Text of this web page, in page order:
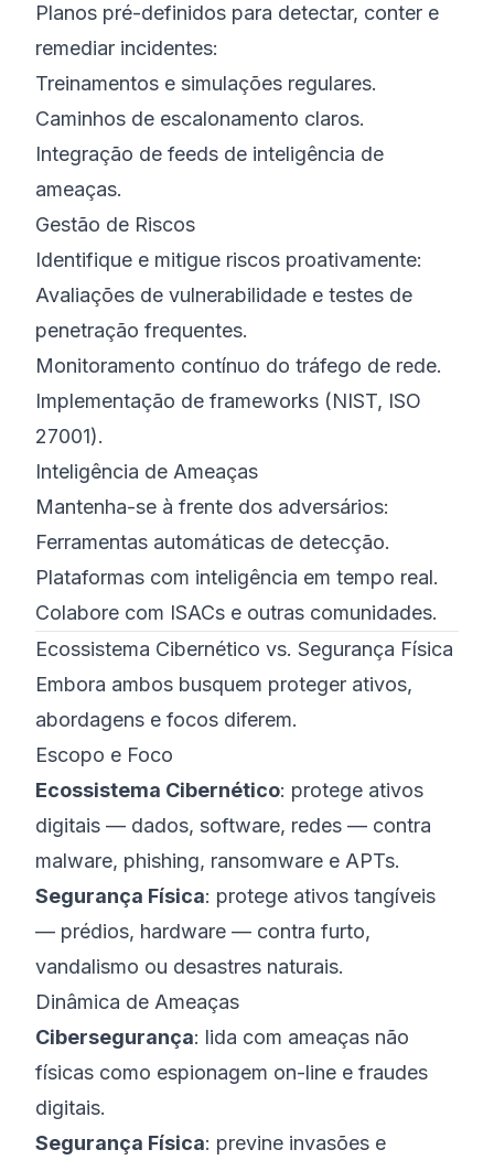
Planos pré-definidos para detectar, conter e
remediar incidentes:
Treinamentos e simulações regulares.
Caminhos de escalonamento claros.
Integração de feeds de inteligência de
ameaças.
Gestão de Riscos
Identifique e mitigue riscos proativamente:
Avaliações de vulnerabilidade e testes de
penetração frequentes.
Monitoramento contínuo do tráfego de rede.
Implementação de frameworks (NIST, ISO
27001).
Inteligência de Ameaças
Mantenha-se à frente dos adversários:
Ferramentas automáticas de detecção.
Plataformas com inteligência em tempo real.
Colabore com ISACs e outras comunidades.
Ecossistema Cibernético vs. Segurança Física
Embora ambos busquem proteger ativos,
abordagens e focos diferem.
Escopo e Foco
Ecossistema Cibernético: protege ativos
digitais — dados, software, redes — contra
malware, phishing, ransomware e APTs.
Segurança Física: protege ativos tangíveis
— prédios, hardware — contra furto,
vandalismo ou desastres naturais.
Dinâmica de Ameaças
Cibersegurança: lida com ameaças não
físicas como espionagem on-line e fraudes
digitais.
Segurança Física: previne invasões e